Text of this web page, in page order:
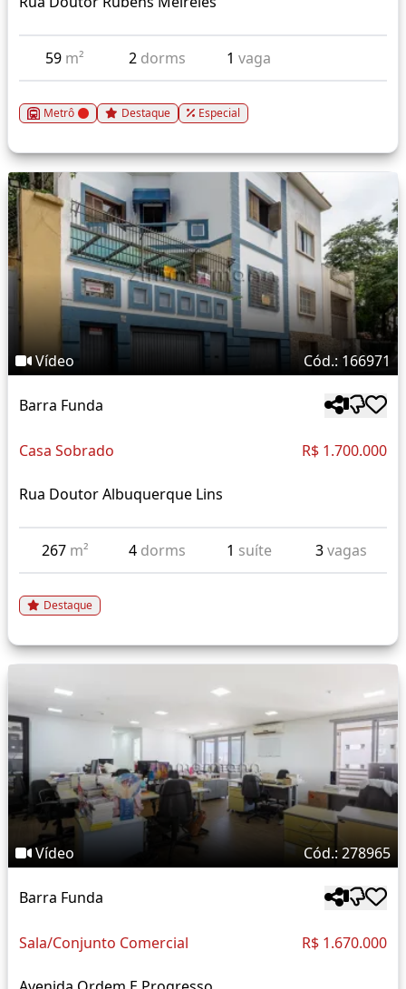
59 m² 2 dorms 1vaga
Metrô Destaque Especial
Vídeo Cód.: 166971
Barra Funda
Casa Sobrado R$ 1.700.000
Rua Doutor Albuquerque Lins
267 m² 4 dorms 1 suíte 3vagas
Destaque
Vídeo Cód.: 278965
Barra Funda
Sala/Conjunto Comercial R$ 1.670.000